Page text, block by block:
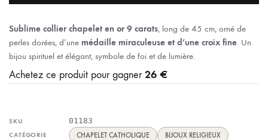
Sublime collier chapelet en or 9 carats, long de 45 cm, orné de
perles dorées, d’une médaille miraculeuse et d’une croix fine. Un
bijou spirituel et élégant, symbole de foi et de lumière.
Achetez ce produit pour gagner26 €
SKU 01183
CATÉGORIE CHAPELET CATHOLIQUE
BIJOUX RELIGIEUX